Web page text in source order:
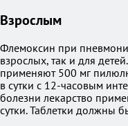
Взрослым
Флемоксин при
взрослых, так и для
применяют 500 мг
в сутки с 12-часовым
болезни лекарство
сутки. Таблетки должны